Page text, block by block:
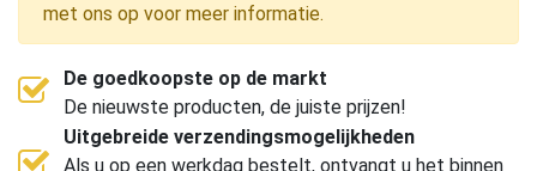
met ons op voor meer informatie.
De goedkoopste op de markt
De nieuwste producten, de juiste prijzen!
Uitgebreide verzendingsmogelijkheden
Als u op een werkdag bestelt, ontvangt u het binnen